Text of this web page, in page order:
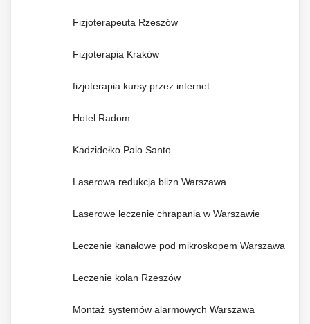
Fizjoterapeuta Rzeszów
Fizjoterapia Kraków
fizjoterapia kursy przez internet
Hotel Radom
Kadzidełko Palo Santo
Laserowa redukcja blizn Warszawa
Laserowe leczenie chrapania w Warszawie
Leczenie kanałowe pod mikroskopem Warszawa
Leczenie kolan Rzeszów
Montaż systemów alarmowych Warszawa